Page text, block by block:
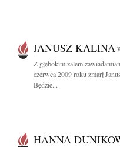
JANUSZ KALINA
Z głębokim żalem
czerwca 2009 roku zmarł
Będzie...
HANNA